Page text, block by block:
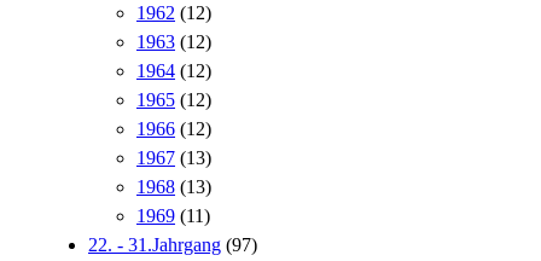
1962 (12)
1963 (12)
1964 (12)
1965 (12)
1966 (12)
1967 (13)
1968 (13)
1969 (11)
22. - 31.Jahrgang (97)